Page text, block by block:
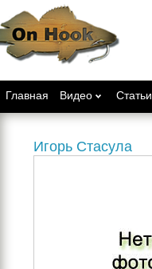
Главная Видео Статьи
Игорь Стасула